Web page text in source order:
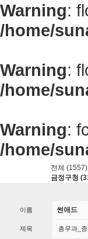
Warning:
/home/
Warning:
/home/
Warning:
/home/
전체 (1557)
금정구청
이름 썬애드
제목 총무과_종